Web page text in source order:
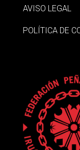
AVISO LEGAL
POLÍTICA DE